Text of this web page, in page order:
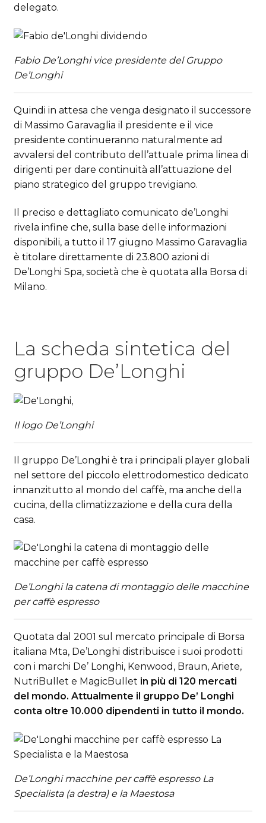
delegato.
Fabio De’Longhi vice presidente del Gruppo
De’Longhi
Quindi in attesa che venga designato il successore
di Massimo Garavaglia il presidente e il vice
presidente continueranno naturalmente ad
avvalersi del contributo dell’attuale prima linea di
dirigenti per dare continuità all’attuazione del
piano strategico del gruppo trevigiano.
Il preciso e dettagliato comunicato de’Longhi
rivela infine che, sulla base delle informazioni
disponibili, a tutto il 17 giugno Massimo Garavaglia
è titolare direttamente di 23.800 azioni di
De’Longhi Spa, società che è quotata alla Borsa di
Milano.
La scheda sintetica del
gruppo De’Longhi
Il logo De’Longhi
Il gruppo De’Longhi è tra i principali player globali
nel settore del piccolo elettrodomestico dedicato
innanzitutto al mondo del caffè, ma anche della
cucina, della climatizzazione e della cura della
casa.
De’Longhi la catena di montaggio delle macchine
per caffè espresso
Quotata dal 2001 sul mercato principale di Borsa
italiana Mta, De’Longhi distribuisce i suoi prodotti
con i marchi De’ Longhi, Kenwood, Braun, Ariete,
NutriBullet e MagicBullet in più di 120 mercati
del mondo. Attualmente il gruppo De’ Longhi
conta oltre 10.000 dipendenti in tutto il mondo.
De’Longhi macchine per caffè espresso La
Specialista (a destra) e la Maestosa